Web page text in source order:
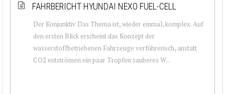
FAHRBERICHT HYUNDAI NEXO FUEL-CELL
Der Konjunktiv Das Thema ist, wieder einmal, komplex. Auf
den ersten Blick erscheint das Konzept der
wasserstoffbetriebenen Fahrzeuge verführerisch, anstatt
CO2 entströmen ein paar Tropfen sauberes W...